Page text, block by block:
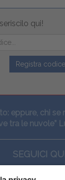
qui!
Registra codice
eppure, chi se
tra le nuvole”
SEGUICI